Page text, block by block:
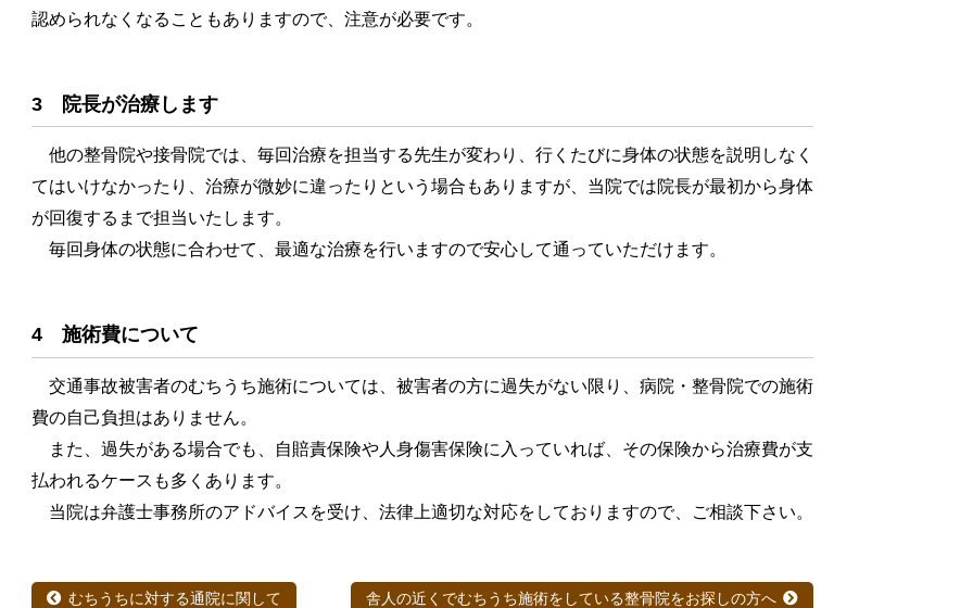
認められなくなることもありますので、注意が必要です。
3 院長が治療します
他の整骨院や接骨院では、毎回治療を担当する先生が変わり、行くたびに身体の状態を説明しなく
てはいけなかったり、治療が微妙に違ったりという場合もありますが、当院では院長が最初から身体
が回復するまで担当いたします。
毎回身体の状態に合わせて、最適な治療を行いますので安心して通っていただけます。
4 施術費について
交通事故被害者のむちうち施術については、被害者の方に過失がない限り、病院・整骨院での施術
費の自己負担はありません。
また、過失がある場合でも、自賠責保険や人身傷害保険に入っていれば、その保険から治療費が支
払われるケースも多くあります。
当院は弁護士事務所のアドバイスを受け、法律上適切な対応をしておりますので、ご相談下さい。
むちうちに対する通院に関して 舎人の近くでむちうち施術をしている整骨院をお探しの方へ